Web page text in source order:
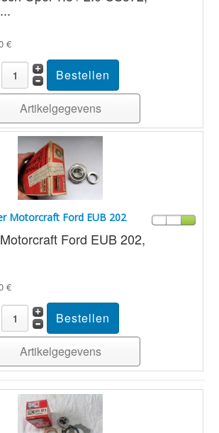
€
Artikelgegevens
Motorcraft Ford EUB 202
Ford EUB 202,
€
Artikelgegevens